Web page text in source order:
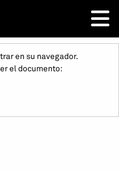
en su navegador.
el documento: